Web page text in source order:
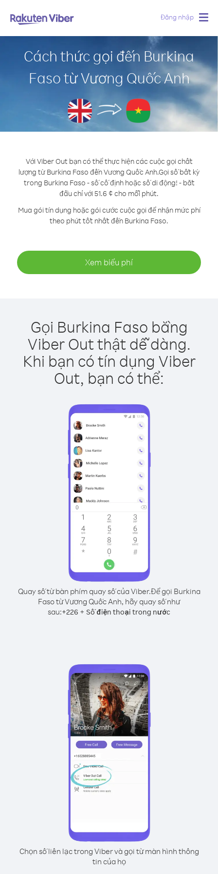
Đăng nhập
Cách thức gọi đến Burkina
Faso từ Vương Quốc Anh
Với Viber Out bạn có thể thực hiện các cuộc gọi chất
lượng từ Burkina Faso đến Vương Quốc Anh.Gọi số bất kỳ
trong Burkina Faso - số cố định hoặc số di động! - bắt
đầu chỉ với 51.6 ¢ cho mỗi phút.
Mua gói tín dụng hoặc gói cước cuộc gọi để nhận mức phí
theo phút tốt nhất đến Burkina Faso.
Xem biểu phí
Gọi Burkina Faso bằng
Viber Out thật dễ dàng.
Khi bạn có tín dụng Viber
Out, bạn có thể:
Quay số từ bàn phím quay số của Viber.Để gọi Burkina
Faso từ Vương Quốc Anh, hãy quay số như
sau:+226 + Số điện thoại trong nước
Chọn số liên lạc trong Viber và gọi từ màn hình thông
tin của họ